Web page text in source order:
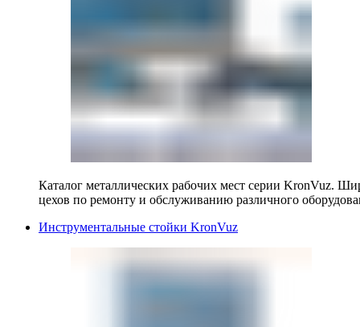
Каталог металлических рабочих мест серии KronVuz.
цехов по ремонту и обслуживанию различного
Инструментальные стойки KronVuz